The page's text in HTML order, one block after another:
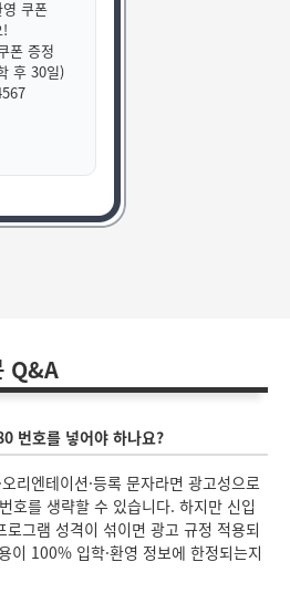
쿠폰
!
폰 증정
후 30일)
Q&A
번호를 넣어야 하나요?
리엔테이션·등록 문자라면 광고성으로
호를 생략할 수 있습니다. 하지만 신입
로그램 성격이 섞이면 광고 규정 적용되
이 100% 입학·환영 정보에 한정되는지